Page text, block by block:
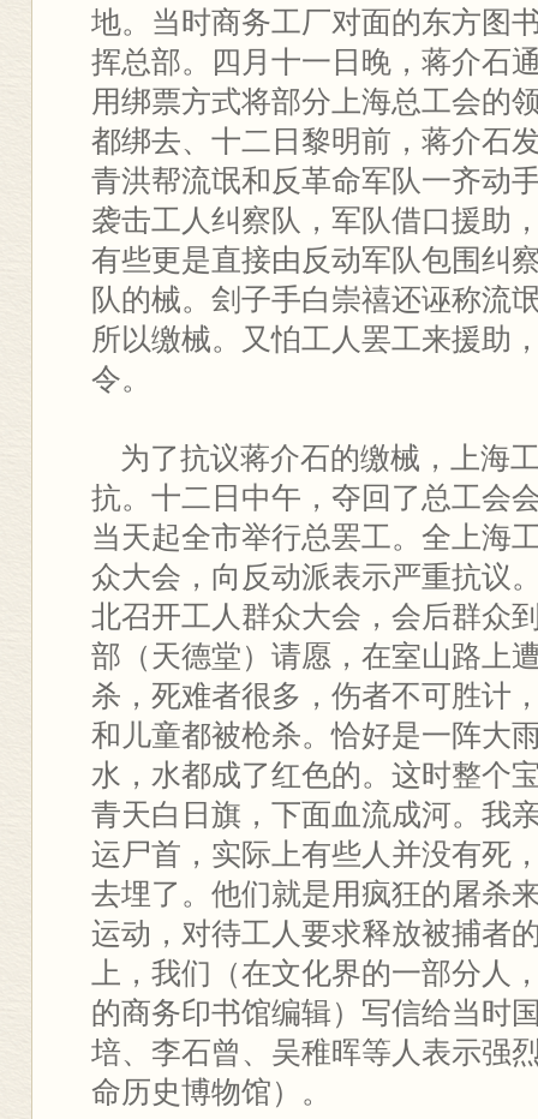
地。当时商务工厂对面的东方图
挥总部。四月十一日晚，蒋介石
用绑票方式将部分上海总工会的
都绑去、十二日黎明前，蒋介石
青洪帮流氓和反革命军队一齐动
袭击工人纠察队，军队借口援助
有些更是直接由反动军队包围纠
队的械。刽子手白崇禧还诬称流
所以缴械。又怕工人罢工来援助
令。
为了抗议蒋介石的缴械，上海
抗。十二日中午，夺回了总工会
当天起全市举行总罢工。全上海
众大会，向反动派表示严重抗议
北召开工人群众大会，会后群众
部（天德堂）请愿，在室山路上
杀，死难者很多，伤者不可胜计
和儿童都被枪杀。恰好是一阵大
水，水都成了红色的。这时整个
青天白日旗，下面血流成河。我
运尸首，实际上有些人并没有死
去埋了。他们就是用疯狂的屠杀
运动，对待工人要求释放被捕者
上，我们（在文化界的一部分人
的商务印书馆编辑）写信给当时
培、李石曾、吴稚晖等人表示强
命历史博物馆）。